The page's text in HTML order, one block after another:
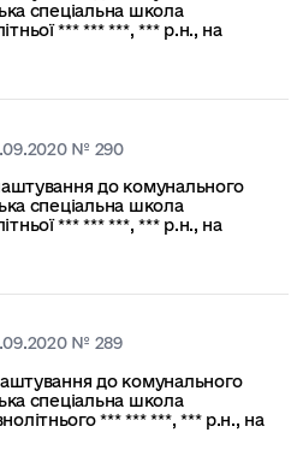
спеціальна школа
*** *** ***, *** р.н., на
№ 290
до комунального
спеціальна школа
*** *** ***, *** р.н., на
№ 289
до комунального
спеціальна школа
*** *** ***, *** р.н., на